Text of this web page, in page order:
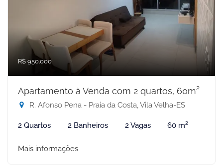
R$ 950.000
Apartamento à Venda com 2 quartos, 60m²
R. Afonso Pena - Praia da Costa, Vila Velha-ES
2 Quartos 2 Banheiros 2 Vagas 60 m²
Mais informações